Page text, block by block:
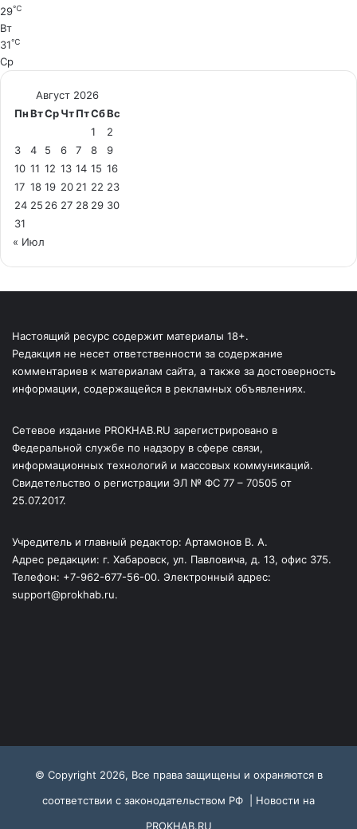
29℃
Вт
31℃
Ср
Август 2026
ПнВтСрЧтПтСбВс
1
2
3
4 5 6 7 8
9
10 11 12 13 14 15 16
17 18 19 20 21 22 23
24 25 26 27 28 29 30
31
« Июл
Настоящий ресурс содержит материалы 18+.
Редакция не несет ответственности за содержание
комментариев к материалам сайта, а также за достоверность
информации, содержащейся в рекламных объявлениях.
Сетевое издание PROKHAB.RU зарегистрировано в
Федеральной службе по надзору в сфере связи,
информационных технологий и массовых коммуникаций.
Свидетельство о регистрации ЭЛ № ФС 77 – 70505 от
25.07.2017.
Учредитель и главный редактор: Артамонов В. А.
Адрес редакции: г. Хабаровск, ул. Павловича, д. 13, офис 375.
Телефон: +7-962-677-56-00. Электронный адрес:
support@prokhab.ru.
© Copyright 2026, Все права защищены и охраняются в
соответствии с законодательством РФ | Новости на
PROKHAB.RU